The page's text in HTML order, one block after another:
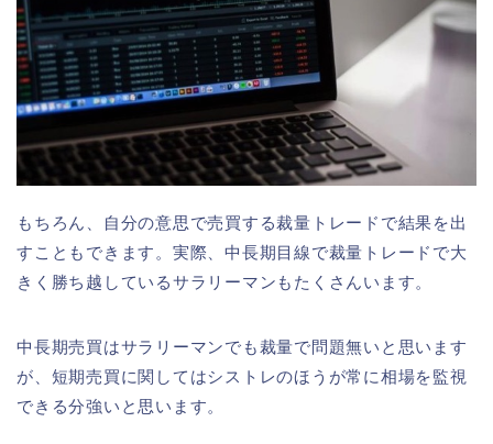
もちろん、自分の意思で売買する裁量トレードで結果を出
すこともできます。実際、中長期目線で裁量トレードで大
きく勝ち越しているサラリーマンもたくさんいます。
中長期売買はサラリーマンでも裁量で問題無いと思います
が、短期売買に関してはシストレのほうが常に相場を監視
できる分強いと思います。